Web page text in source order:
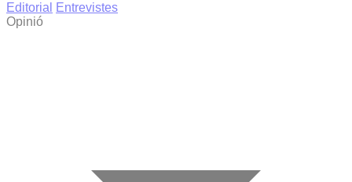
Editorial
Entrevistes
Opinió